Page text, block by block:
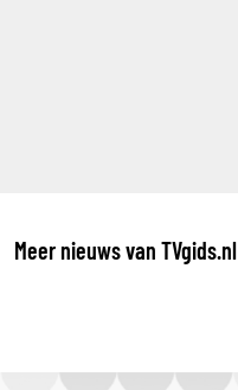
Meer nieuws van TVgids.nl